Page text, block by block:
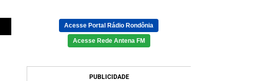
Acesse Portal Rádio Rondônia
Acesse Rede Antena FM
PUBLICIDADE